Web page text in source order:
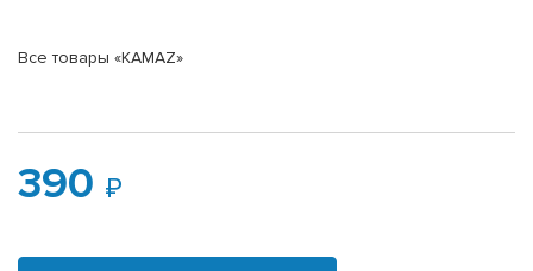
Все товары «KAMAZ»
390